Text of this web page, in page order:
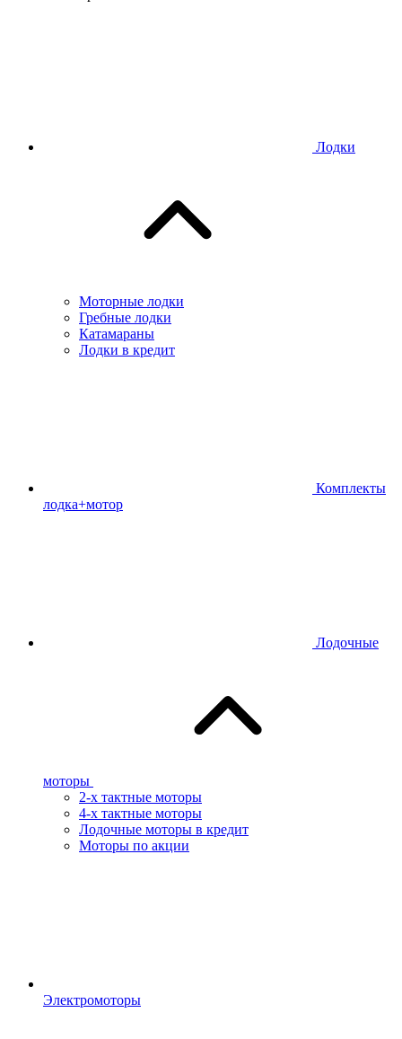
Лодки
Моторные лодки
Гребные лодки
Катамараны
Лодки в кредит
Комплекты
лодка+мотор
Лодочные
моторы
2-х тактные моторы
4-х тактные моторы
Лодочные моторы в кредит
Моторы по акции
Электромоторы